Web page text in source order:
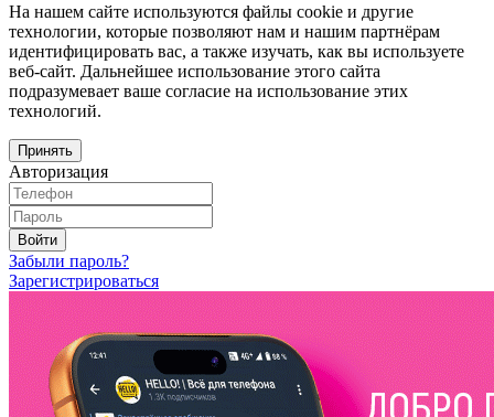
На нашем сайте используются файлы cookie и другие
технологии, которые позволяют нам и нашим партнёрам
идентифицировать вас, а также изучать, как вы используете
веб-сайт. Дальнейшее использование этого сайта
подразумевает ваше согласие на использование этих
технологий.
Принять
Авторизация
Войти
Забыли пароль?
Зарегистрироваться